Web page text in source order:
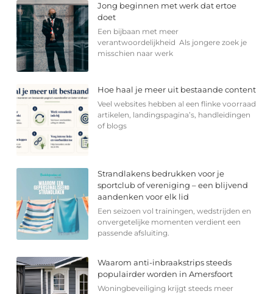
Jong beginnen met werk dat ertoe
doet
Een bijbaan met meer
verantwoordelijkheid Als jongere zoek je
misschien naar werk
Hoe haal je meer uit bestaande content
Veel websites hebben al een flinke voorraad
artikelen, landingspagina’s, handleidingen
of blogs
Strandlakens bedrukken voor je
sportclub of vereniging – een blijvend
aandenken voor elk lid
Een seizoen vol trainingen, wedstrijden en
onvergetelijke momenten verdient een
passende afsluiting.
Waarom anti-inbraakstrips steeds
populairder worden in Amersfoort
Woningbeveiliging krijgt steeds meer